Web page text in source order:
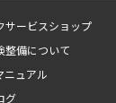
サービスショップ
整備について
ニュアル
グ